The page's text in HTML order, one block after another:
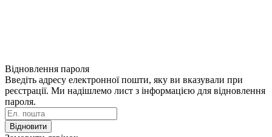
Відновлення пароля
Введіть адресу електронної пошти, яку ви вказували при
реєстрації. Ми надішлемо лист з інформацією для відновлення
пароля.
Відновити